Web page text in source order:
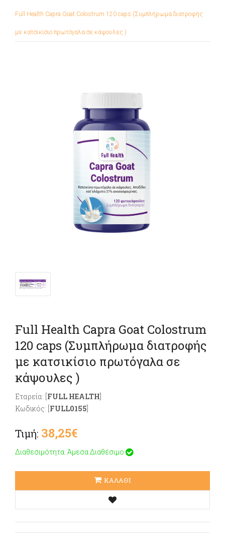
Full Health Capra Goat Colostrum 120 caps (Συμπλήρωμα διατροφής
με κατσικίσιο πρωτόγαλα σε κάψουλες )
Full Health Capra Goat Colostrum
120 caps (Συμπλήρωμα διατροφής
με κατσικίσιο πρωτόγαλα σε
κάψουλες )
Εταρεία: [ FULL HEALTH
Κωδικός: [ FULL0155
Τιμή: 38,25€
Διαθεσιμότητα: Άμεσα Διαθέσιμο
ΚΑΛΑΘΙ